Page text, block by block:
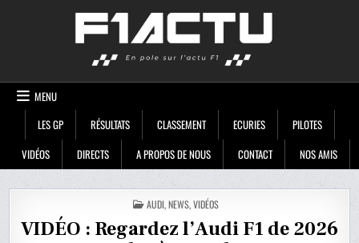
MENU
LES GP
RÉSULTATS CLASSEMENT ECURIES
PILOTES
VIDÉOS
DIRECTS A PROPOS DE NOUS CONTACT NOS AMIS
POSTED
IN
AUDI,NEWS,VIDÉOS
VIDÉO : Regardez l’Audi F1 de 2026